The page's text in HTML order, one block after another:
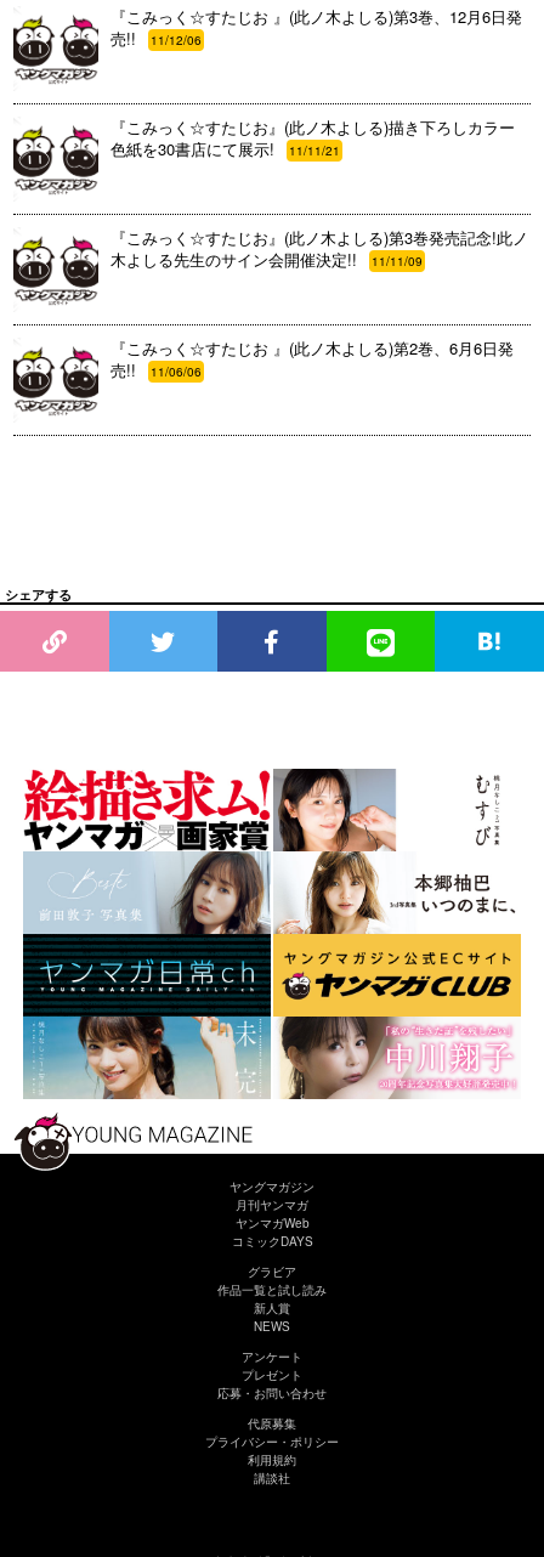
『こみっく☆すたじお 』(此ノ木よしる)第3巻、12月6日発
売!!
11/12/06
『こみっく☆すたじお』(此ノ木よしる)描き下ろしカラー
色紙を30書店にて展示!
11/11/21
『こみっく☆すたじお』(此ノ木よしる)第3巻発売記念!此ノ
木よしる先生のサイン会開催決定!!
11/11/09
『こみっく☆すたじお 』(此ノ木よしる)第2巻、6月6日発
売!!
11/06/06
シェアする
ヤングマガジン
月刊ヤンマガ
ヤンマガWeb
コミックDAYS
グラビア
作品一覧と試し読み
新人賞
NEWS
アンケート
プレゼント
応募・お問い合わせ
代原募集
プライバシー・ポリシー
利用規約
講談社